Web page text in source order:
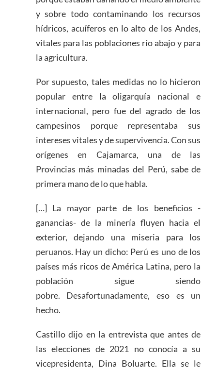
y sobre todo contaminando los recursos
hídricos, acuíferos en lo alto de los Andes,
vitales para las poblaciones río abajo y para
la agricultura.
Por supuesto, tales medidas no lo hicieron
popular entre la oligarquía nacional e
internacional, pero fue del agrado de los
campesinos porque representaba sus
intereses vitales y de supervivencia. Con sus
orígenes en Cajamarca, una de las
Provincias más minadas del Perú, sabe de
primera mano de lo que habla.
[…] La mayor parte de los beneficios -
ganancias- de la minería fluyen hacia el
exterior, dejando una miseria para los
peruanos. Hay un dicho: Perú es uno de los
países más ricos de América Latina, pero la
población sigue siendo
pobre. Desafortunadamente, eso es un
hecho.
Castillo dijo en la entrevista que antes de
las elecciones de 2021 no conocía a su
vicepresidenta, Dina Boluarte. Ella se le